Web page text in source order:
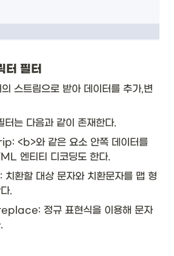
터 필터
스트림으로 받아 데이터를 추가,변
터는 다음과 같이 존재한다.
<b>와 같은 요소 안쪽 데이터를
엔티티 디코딩도 한다.
환할 대상 문자와 치환문자를 맵 형
.
정규 표현식을 이용해 문자